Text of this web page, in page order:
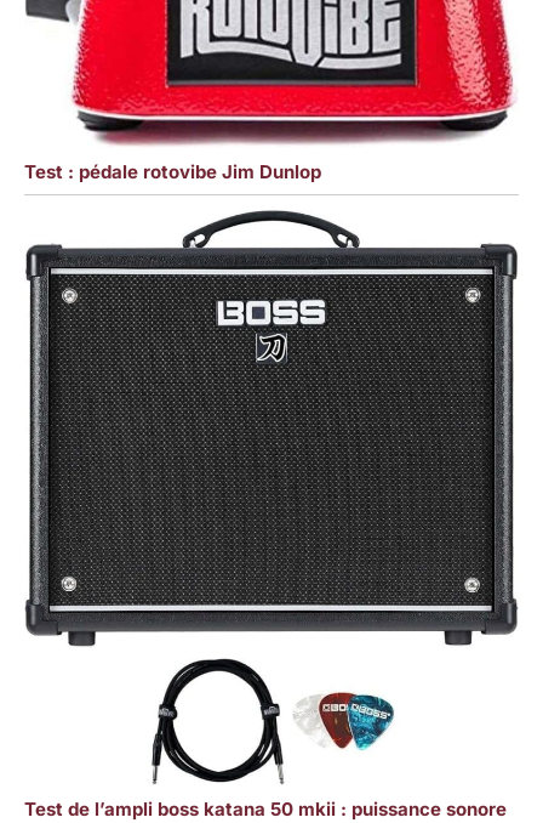
Test : pédale rotovibe Jim Dunlop
Test de l’ampli boss katana 50 mkii : puissance sonore